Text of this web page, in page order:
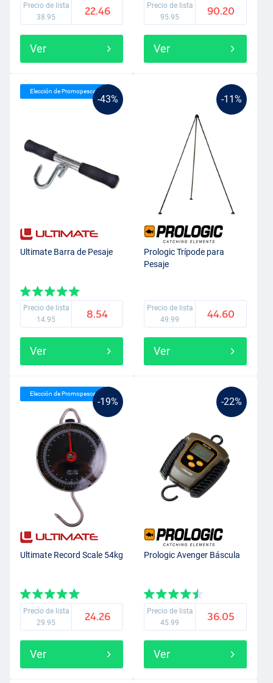
Precio de lista
38.95
22.46
Ver
Precio de lista
95.95
90.20
Ver
-43%
Elección de Promopesca
Ultimate Barra de Pesaje
Precio de lista
14.95
8.54
Ver
-11%
Prologic Trípode para
Pesaje
Precio de lista
49.99
44.60
Ver
-19%
Elección de Promopesca
Ultimate Record Scale 54kg
Precio de lista
29.95
24.26
Ver
-22%
Prologic Avenger Báscula
Precio de lista
45.99
36.05
Ver